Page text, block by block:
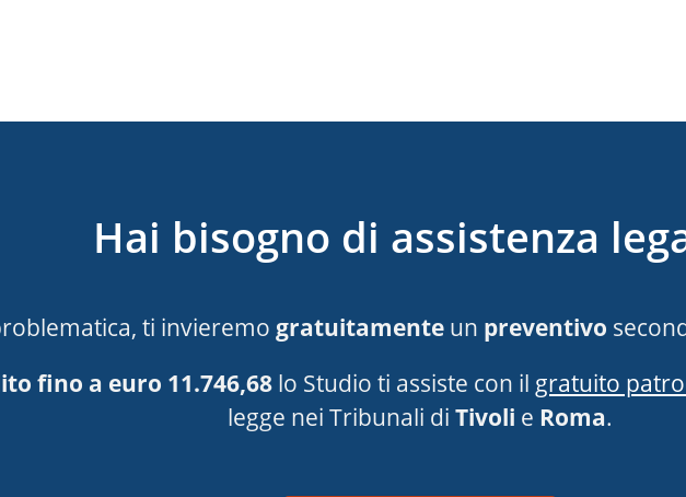
Hai bisogno di assistenza
ti invieremo gratuitamente un preventivo
fino a euro 11.746,68lo Studio ti assiste con il gratuito
legge nei Tribunali di Tivoli e Roma.